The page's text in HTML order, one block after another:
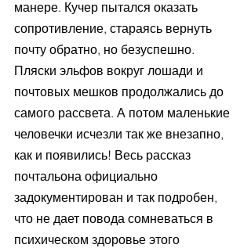
манере. Кучер пытался оказать
сопротивление, стараясь вернуть
почту обратно, но безуспешно.
Пляски эльфов вокруг лошади и
почтовых мешков продолжались до
самого рассвета. А потом маленькие
человечки исчезли так же внезапно,
как и появились! Весь рассказ
почтальона официально
задокументирован и так подробен,
что не дает повода сомневаться в
психическом здоровье этого